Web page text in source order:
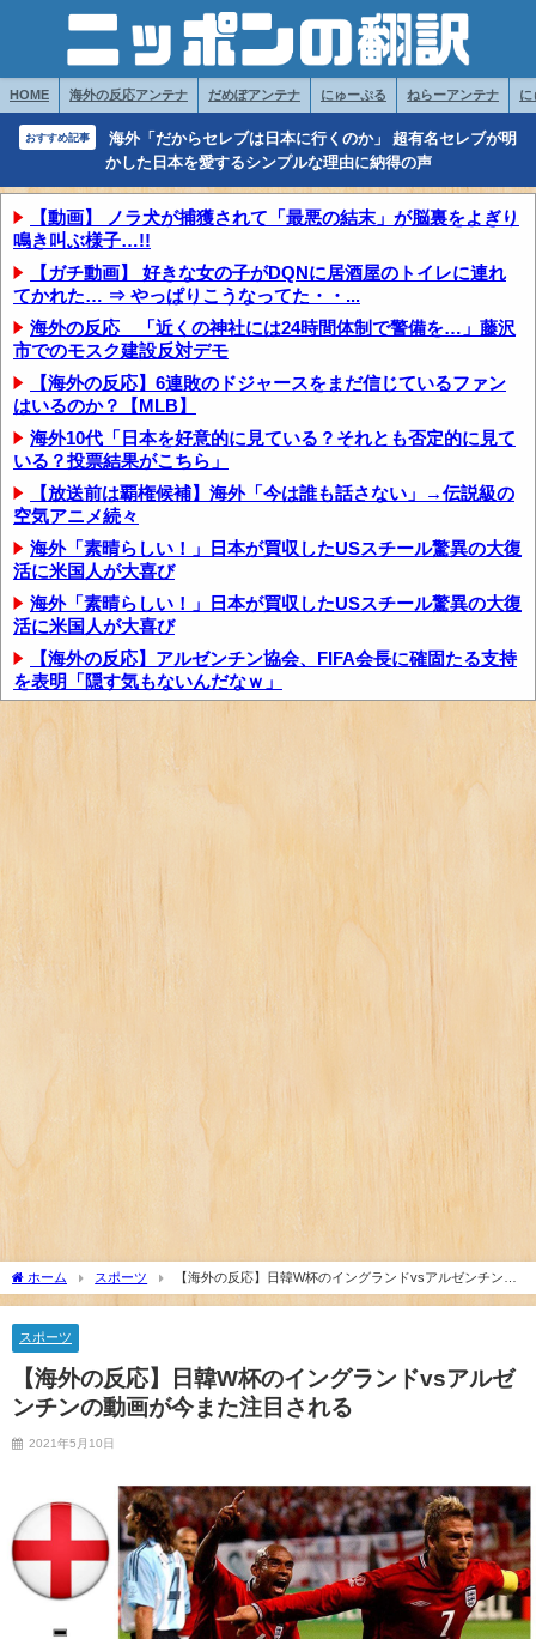
HOME 海外の反応アンテナ だめぽアンテナ にゅーぷる ねらーアンテナ に
おすすめ記事
海外「だからセレブは日本に行くのか」 超有名セレブが明
かした日本を愛するシンプルな理由に納得の声
【動画】 ノラ犬が捕獲されて「最悪の結末」が脳裏をよぎり
鳴き叫ぶ様子…!!
【ガチ動画】 好きな女の子がDQNに居酒屋のトイレに連れ
てかれた… ⇒ やっぱりこうなってた・・...
海外の反応 「近くの神社には24時間体制で警備を…」藤沢
市でのモスク建設反対デモ
【海外の反応】6連敗のドジャースをまだ信じているファン
はいるのか？【MLB】
海外10代「日本を好意的に見ている？それとも否定的に見て
いる？投票結果がこちら」
【放送前は覇権候補】海外「今は誰も話さない」→伝説級の
空気アニメ続々
海外「素晴らしい！」日本が買収したUSスチール驚異の大復
活に米国人が大喜び
海外「素晴らしい！」日本が買収したUSスチール驚異の大復
活に米国人が大喜び
【海外の反応】アルゼンチン協会、FIFA会長に確固たる支持
を表明「隠す気もないんだなｗ」
海外「まるでタイムスリップしたみたいだ…！」日本の江戸
時代の街並みがそのまま保存されている貴重な...
アメリカ「お前らの国でしか愛されてないものってある？」
海外「日本人はなんて気高いんだ！」 英高級紙も驚愕した極
限の中の日本人の姿に世界が衝撃
海外「日本人はなんて気高いんだ！」 英高級紙も驚愕した極
限の中の日本人の姿に世界が衝撃
海外の反応：任天堂が熊本地震で無償修理対応
外国人「日本の未来は安泰だ」16歳MF三井寺眞、衝撃ゴー
『大谷翔平』効果でドジャースの昨年の収益が10億ドルを突
破した事が明らかに（海外の反応）
アメリカ人「お前らの学校ではどんな理由で退学者が出
た？？」
海外「あるある！」日本を旅行した外国人が患う新たな症状
「日本後PTSD」に海外が大騒ぎ
外国人「中華料理と日本食だったらどっちのほうが上な
の？」
日本「俺は有名な武士の家系だけど世界のみんなは先祖に偉
人っている？」
海外「先進国で日本だけパスポート所有率が低すぎる、何故
なのか」
海外「なぜだろう！」日本が米国経済にトドメを刺さない本
海外「日本なんて行くんじゃなかった…」 日本を知ってしま
ったディズニー信者、帰国後『本家』に失望...
海外「ディズニーがゴミのようだ！」日本がアニメ化した米
人気SF作品に絶賛の声が殺到中
海外「全部日本の真似だったのか…」 日本の普通のテレビ番
ホーム スポーツ
【海外の反応】日韓W杯のイングランドvsアルゼンチンの
動画が今また注目される
スポーツ
【海外の反応】日韓W杯のイングランドvsアルゼ
ンチンの動画が今また注目される
2021年5月10日